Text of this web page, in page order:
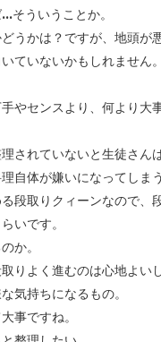
そういうことか。
うかは？ですが、地頭が
ていないかもしれません。
やセンスより、何より大
されていないと生徒さん
自体が嫌いになってしまう
段取りクィーンなので、
いです。
か。
りよく進むのは心地よい
気持ちになるもの。
事ですね。